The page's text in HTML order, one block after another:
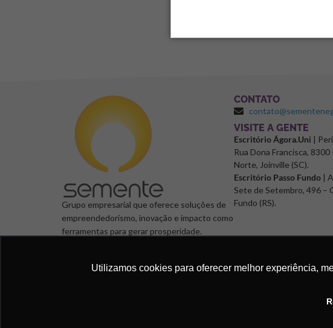
Utilizamos cookies para oferecer melhor experiência,
Grupo empresarial que oferece soluções de
empreendedorismo, inovação e impacto como
ferramentas para gerar prosperidade.
CONTATO
⁠VISITE A GENTE
Escritório Ágora.Uni |
Rua Dona Francisca,
Norte, Joinville (SC).
Escritório Passo Fundo |
Sete de Setembro, 496 –
Fundo (RS).